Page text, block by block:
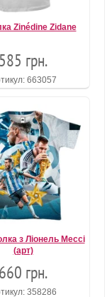
Zinédine Zidane
585 грн.
663057
з Ліонель Мессі
(арт)
660 грн.
358286